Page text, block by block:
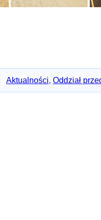
Aktualności, Oddział